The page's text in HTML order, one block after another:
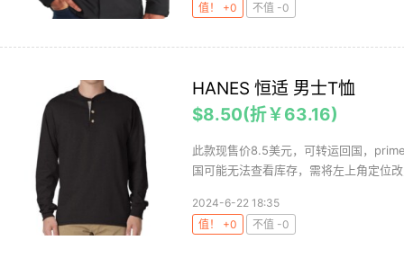
值！ +0
不值 -0
HANES 恒适 男士T恤
$8.50(折￥63.16)
此款现售价8.5美元，可转运回国，
国可能无法查看库存，需将左上角定位
2024-6-22 18:35
值！ +0
不值 -0